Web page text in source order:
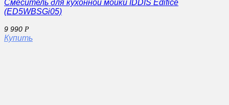
Смеситель для кухонной мойки IDDIS Edifice
(ED5WBSGi05)
9 990 Р
Купить